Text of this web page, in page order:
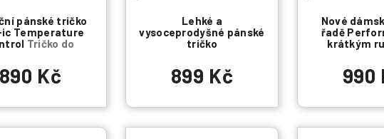
pánské tričko
Temperature
Tričko do
890 Kč
Lehké a
vysoceprodyšné pánské
tričko
899 Kč
Nové
řadě
krátkým
990